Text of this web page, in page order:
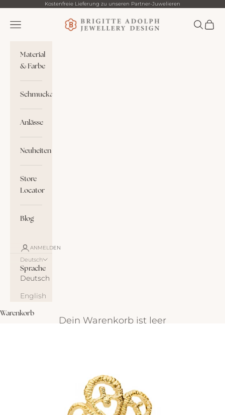
Zum Inhalt springenKostenfreie Lieferung zu unseren Partner-Juwelieren
Brigitte Adolph
Menü Suchen
Material
& Farbe
Schmuckart
Anlässe
Neuheiten
Store
Locator
Blog
ANMELDEN
Deutsch
Sprache
Deutsch
English
Warenkorb
Dein Warenkorb ist leer